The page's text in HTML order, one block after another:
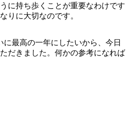
に持ち歩くことが重要なわけです
りに大切なのです。
に最高の一年にしたいから、今日
だきました。何かの参考になれば